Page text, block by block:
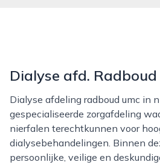
Dialyse afd. Radboud
Dialyse afdeling radboud umc in nijmegen is een
gespecialiseerde zorgafdeling
nierfalen terechtkunnen voor
dialysebehandelingen. Binnen
persoonlijke, veilige en